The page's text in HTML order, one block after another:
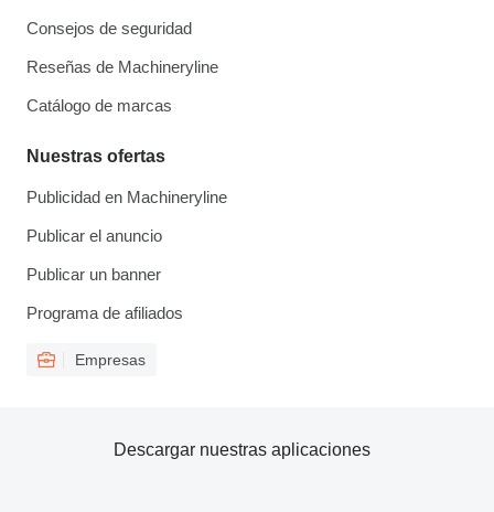
Consejos de seguridad
Reseñas de Machineryline
Catálogo de marcas
Nuestras ofertas
Publicidad en Machineryline
Publicar el anuncio
Publicar un banner
Programa de afiliados
Empresas
Descargar nuestras aplicaciones